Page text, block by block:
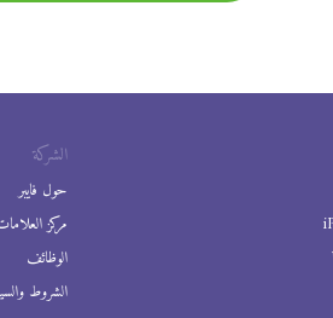
الشركة
حول فايبر
مركز
الوظائف
الشروط